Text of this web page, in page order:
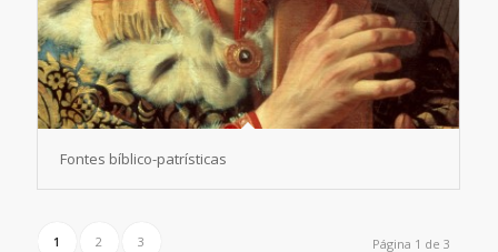
Fontes bíblico-patrísticas
Página 1 de 3
1 2 3